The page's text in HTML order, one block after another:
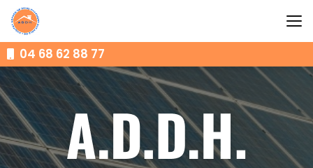
Aller
au
contenu
principal04 68 62 88 77